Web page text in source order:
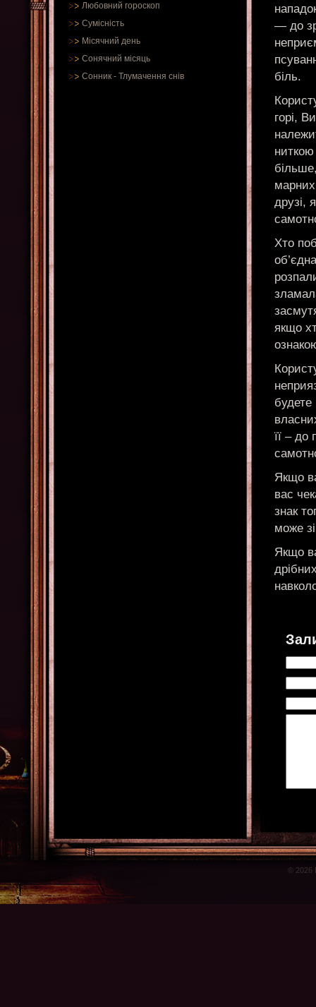
Любовний гороскоп
Сумісність
Місячний день
Сонячний місяць
Сонник - Тлумачення снів
— до
біль.
горі,
друзі,
Хто
якщо
її – до
Якщо
вас
знак
може
Якщо
© 2026